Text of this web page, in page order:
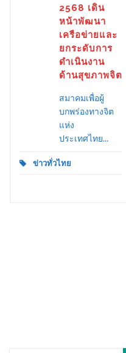
2568 เดิน
หน้าพัฒนา
เครือข่ายและ
ยกระดับการ
ดำเนินงาน
ด้านสุขภาพจิต
สมาคมเพื่อผู้
บกพร่องทางจิต
แห่ง
ประเทศไทย...
ข่าวทั่วไทย